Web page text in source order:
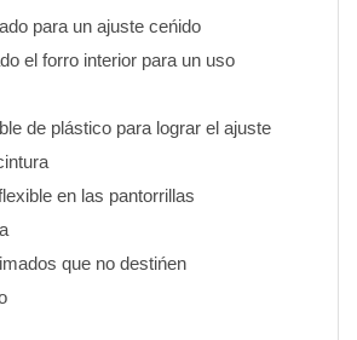
para un ajuste ceńido
el forro interior para un uso
de plástico para lograr el ajuste
en las pantorrillas
que no destińen